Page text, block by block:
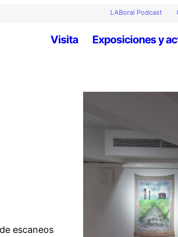
LABoral Podcast
Visita Exposiciones y
escaneos